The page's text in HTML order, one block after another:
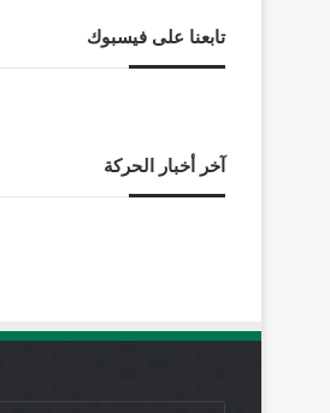
تابعنا على فيسبوك
آخر أخبار الحركة